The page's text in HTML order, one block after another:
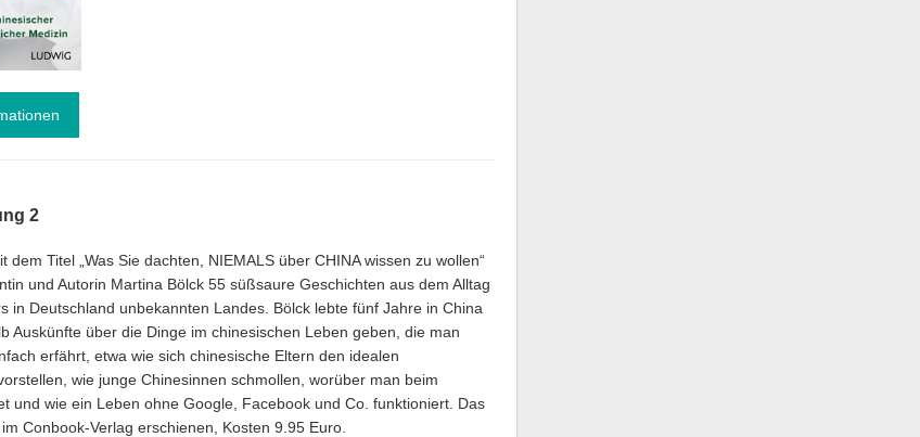
2
dem Titel „Was Sie dachten, NIEMALS über CHINA wissen zu wollen“
und Autorin Martina Bölck 55 süßsaure Geschichten aus dem Alltag
in Deutschland unbekannten Landes. Bölck lebte fünf Jahre in China
Auskünfte über die Dinge im chinesischen Leben geben, die man
erfährt, etwa wie sich chinesische Eltern den idealen
wie junge Chinesinnen schmollen, worüber man beim
und wie ein Leben ohne Google, Facebook und Co. funktioniert. Das
Conbook-Verlag erschienen, Kosten 9.95 Euro.